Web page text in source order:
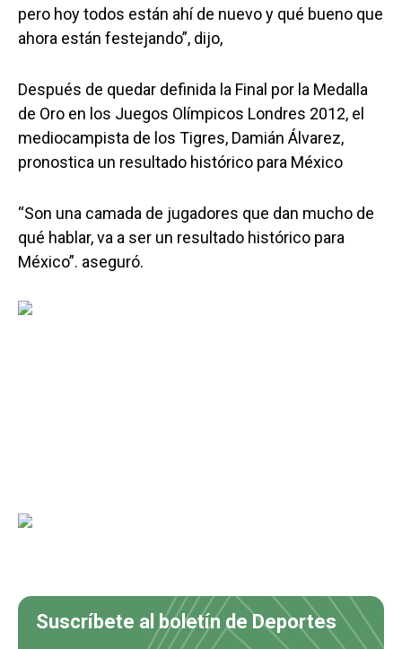
pero hoy todos están ahí de nuevo y qué bueno que
ahora están festejando”, dijo,
Después de quedar definida la Final por la Medalla
de Oro en los Juegos Olímpicos Londres 2012, el
mediocampista de los Tigres, Damián Álvarez,
pronostica un resultado histórico para México
“Son una camada de jugadores que dan mucho de
qué hablar, va a ser un resultado histórico para
México”. aseguró.
Suscríbete al boletín de Deportes